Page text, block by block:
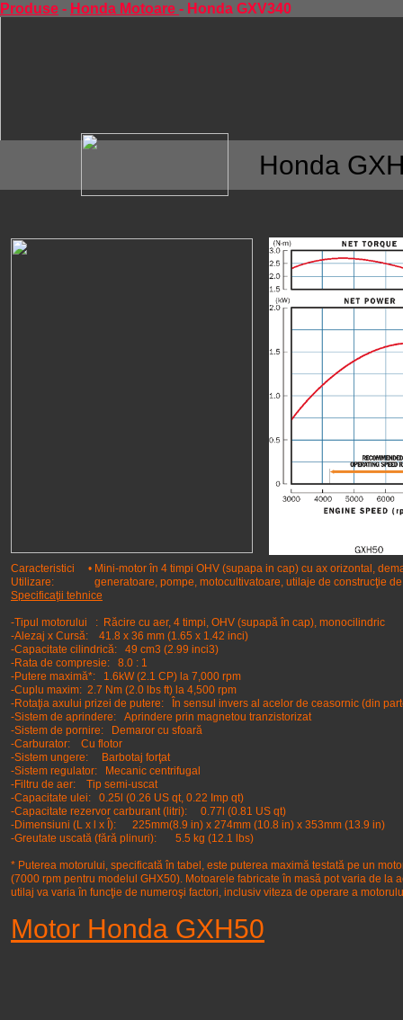
Honda
Caracteristici • Mini-motor în 4 timpi OHV (supapa in cap) cu ax orizontal,
Utilizare: generatoare, pompe, motocultivatoare, utilaje de construcţie de
Specificaţii tehnice
-Tipul motorului : Răcire cu aer, 4 timpi, OHV (supapă în cap), monocilindric
-Alezaj x Cursă: 41.8 x 36 mm (1.65 x 1.42 inci)
-Capacitate cilindrică: 49 cm3 (2.99 inci3)
-Rata de compresie: 8.0 : 1
-Putere maximă*: 1.6kW (2.1 CP) la 7,000 rpm
-Cuplu maxim: 2.7 Nm (2.0 lbs ft) la 4,500 rpm
-Rotaţia axului prizei de putere: În sensul invers al acelor de ceasornic (din
-Sistem de aprindere: Aprindere prin magnetou tranzistorizat
-Sistem de pornire: Demaror cu sfoară
-Carburator: Cu flotor
-Sistem ungere: Barbotaj forţat
-Sistem regulator: Mecanic centrifugal
-Filtru de aer: Tip semi-uscat
-Capacitate ulei: 0.25l (0.26 US qt, 0.22 Imp qt)
-Capacitate rezervor carburant (litri): 0.77l (0.81 US qt)
-Dimensiuni (L x l x Î): 225mm(8.9 in) x 274mm (10.8 in) x 353mm (13.9 in)
-Greutate uscată (fără plinuri): 5.5 kg (12.1 lbs)
* Puterea motorului, specificată în tabel, este puterea maximă testată pe un
(7000 rpm pentru modelul GHX50). Motoarele fabricate în masă pot varia de la
utilaj va varia în funcţie de numeroşi factori, inclusiv viteza de operare a
Motor Honda GXH50
Produse - Honda Motoare - Honda GXV340